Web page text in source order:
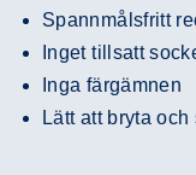
Spannmålsfritt
Inget tillsatt
Inga färgämnen
Lätt att bryta och